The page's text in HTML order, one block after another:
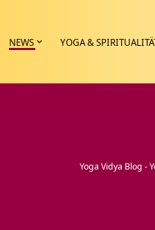
NEWS YOGA &
Yoga Vidya Blog -